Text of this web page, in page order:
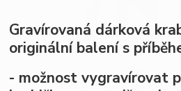
Gravírovaná dárková
originální balení s
- možnost vygravírovat